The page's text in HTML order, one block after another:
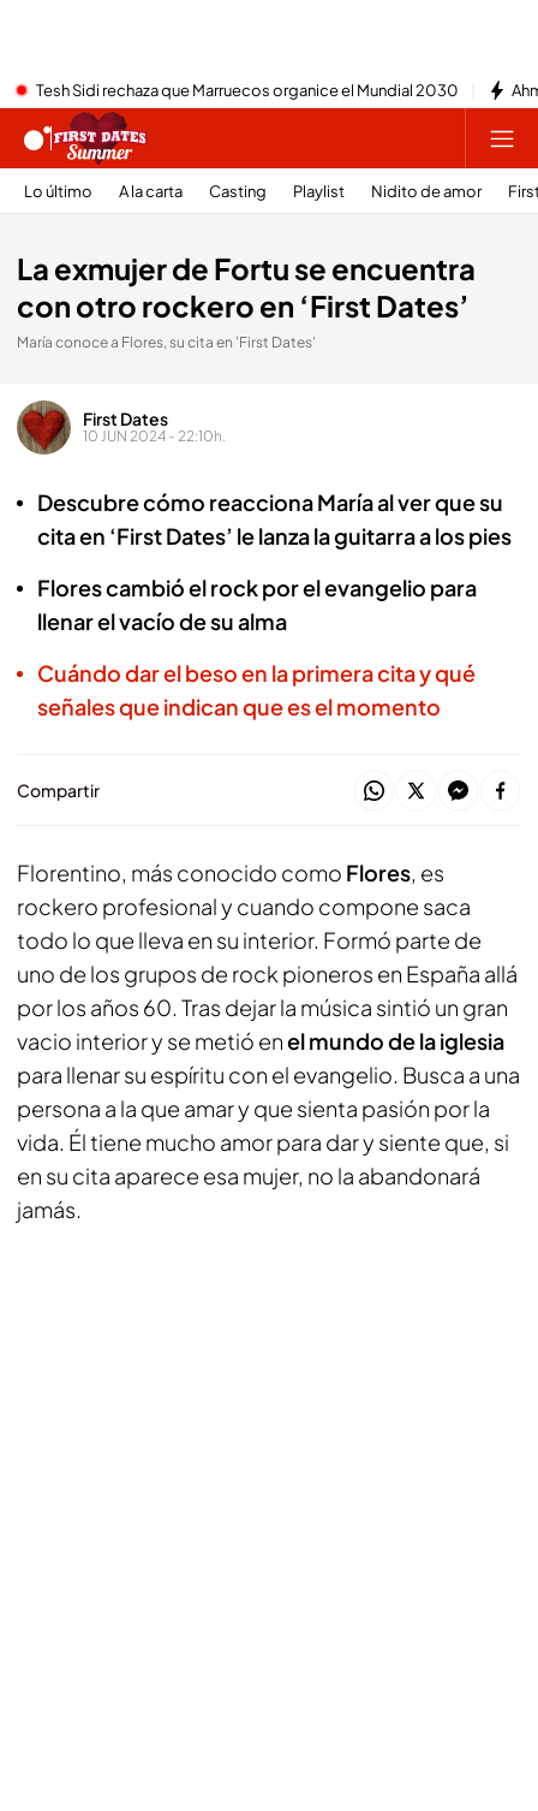
Tesh Sidi rechaza que Marruecos organice el Mundial 2030
Lo último A la carta Casting Playlist Nidito de amor
La exmujer de Fortu se encuentra
con otro rockero en ‘First Dates’
María conoce a Flores, su cita en 'First Dates'
First Dates
10 JUN 2024 - 22:10h.
Descubre cómo reacciona María al ver que su
cita en ‘First Dates’ le lanza la guitarra a los pies
Flores cambió el rock por el evangelio para
llenar el vacío de su alma
Cuándo dar el beso en la primera cita y qué
señales que indican que es el momento
Compartir
Florentino, más conocido como Flores, es
rockero profesional y cuando compone saca
todo lo que lleva en su interior. Formó parte de
uno de los grupos de rock pioneros en España allá
por los años 60. Tras dejar la música sintió un gran
vacio interior y se metió enel mundo de la iglesia
para llenar su espíritu con el evangelio. Busca a una
persona a la que amar y que sienta pasión por la
vida. Él tiene mucho amor para dar y siente que, si
en su cita aparece esa mujer, no la abandonará
jamás.